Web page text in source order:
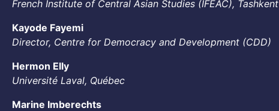
French Institute of Central Asian Studies (IFEAC), Tashkent
Kayode Fayemi
Director, Centre for Democracy and Development (CDD)
Hermon Elly
Université Laval, Québec
Marine Imberechts